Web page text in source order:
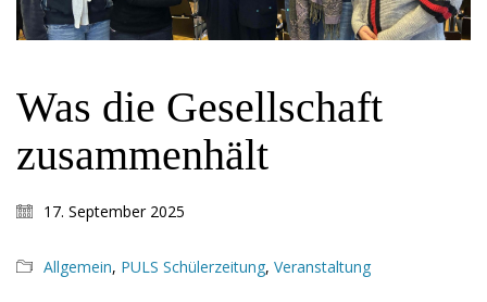
Was die Gesellschaft
zusammenhält
17. September 2025
Allgemein, PULS Schülerzeitung, Veranstaltung